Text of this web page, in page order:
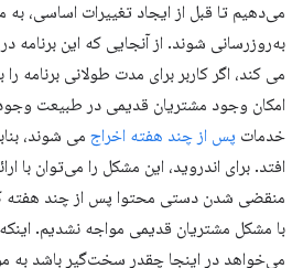
می‌دهیم تا قبل از ایجاد تغییرات اساسی، به
به‌روزرسانی شوند. از آنجایی که این برنامه
می کند، اگر کاربر برای مدت طولانی برنامه را
خدمات پس از چند هفته اخراج می شوند،
افتد. برای اندروید، این مشکل را می‌توان با
منقضی شدن دستی محتوا پس از چند هفته
با مشکل مشتریان قدیمی مواجه نشدیم.
می‌خواهد در اینجا چقدر سخت‌گیر باشد به